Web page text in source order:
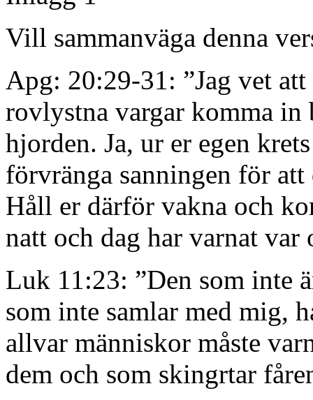
Vill sammanväga denna
Apg: 20:29-31: ”Jag vet
rovlystna vargar komma in
hjorden. Ja, ur er egen
förvränga sanningen för
Håll er därför vakna och
natt och dag har varnat var
Luk 11:23: ”Den som inte
som inte samlar med mig,
allvar människor måste
dem och som skingrtar